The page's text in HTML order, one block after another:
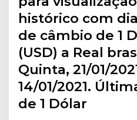
histórico com
de câmbio de 1
(USD) a Real
Quinta, 21/01/
14/01/2021.
de 1 Dólar